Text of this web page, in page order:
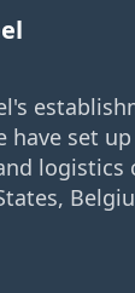
have set
logistics